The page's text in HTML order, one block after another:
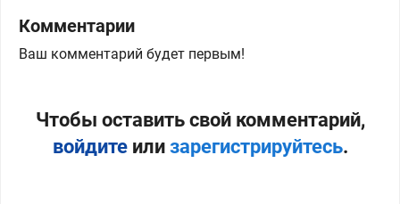
Комментарии
Ваш комментарий будет первым!
Чтобы оставить свой комментарий,
войдитеили зарегистрируйтесь.